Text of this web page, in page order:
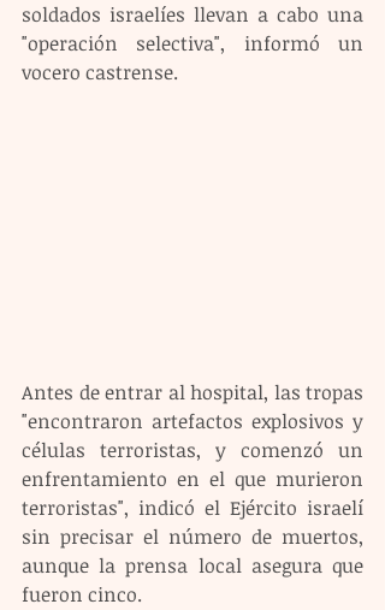
soldados israelíes llevan a cabo una
"operación selectiva", informó un
vocero castrense.
Antes de entrar al hospital, las tropas
"encontraron artefactos explosivos y
células terroristas, y comenzó un
enfrentamiento en el que murieron
terroristas", indicó el Ejército israelí
sin precisar el número de muertos,
aunque la prensa local asegura que
fueron cinco.